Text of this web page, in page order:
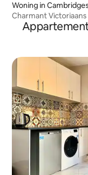
Woning in
Charmant
Cambridge